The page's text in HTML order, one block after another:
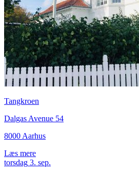
Tangkroen
Dalgas Avenue 54
8000 Aarhus
Læs mere
torsdag 3. sep.